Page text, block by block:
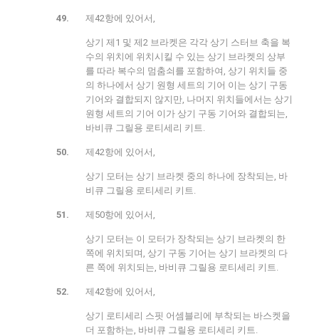
제42항에 있어서,
상기 제1 및 제2 브라켓은 각각 상기 스터브 축을 복
수의 위치에 위치시킬 수 있는 상기 브라켓의 상부
를 따라 복수의 멈춤쇠를 포함하여, 상기 위치들 중
의 하나에서 상기 원형 세트의 기어 이는 상기 구동
기어와 결합되지 않지만, 나머지 위치들에서는 상기
원형 세트의 기어 이가 상기 구동 기어와 결합되는,
바비큐 그릴용 로티세리 키트.
제42항에 있어서,
상기 모터는 상기 브라켓 중의 하나에 장착되는, 바
비큐 그릴용 로티세리 키트.
제50항에 있어서,
상기 모터는 이 모터가 장착되는 상기 브라켓의 한
쪽에 위치되며, 상기 구동 기어는 상기 브라켓의 다
른 쪽에 위치되는, 바비큐 그릴용 로티세리 키트.
제42항에 있어서,
상기 로티세리 스핏 어셈블리에 부착되는 바스켓을
더 포함하는, 바비큐 그릴용 로티세리 키트.